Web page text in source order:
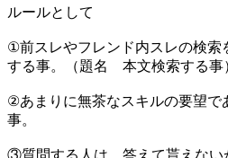
ルールとして
①前スレやフレンド内スレの検索
する事。（題名 本文検索する事
②あまりに無茶なスキルの要望で
事。
③質問する人は、答えて貰えない